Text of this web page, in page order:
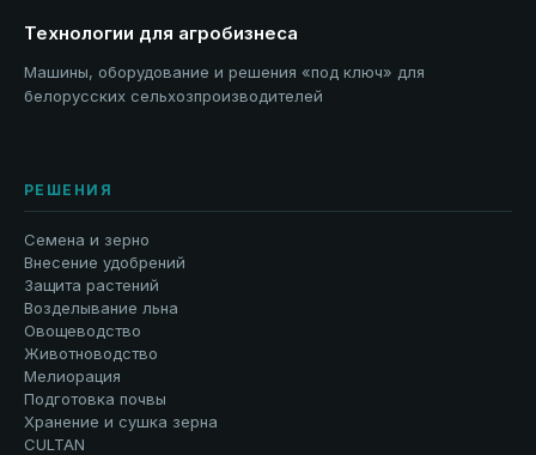
Технологии для агробизнеса
Машины, оборудование и решения «под ключ» для
белорусских сельхозпроизводителей
РЕШЕНИЯ
Семена и зерно
Внесение удобрений
Защита растений
Возделывание льна
Овощеводство
Животноводство
Мелиорация
Подготовка почвы
Хранение и сушка зерна
CULTAN